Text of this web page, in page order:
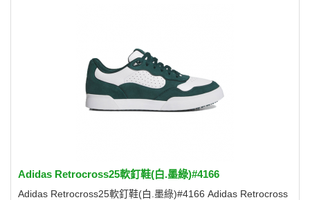
Adidas Retrocross25軟釘鞋(白.墨綠)#4166
Adidas Retrocross25軟釘鞋(白.墨綠)#4166 Adidas Retrocross